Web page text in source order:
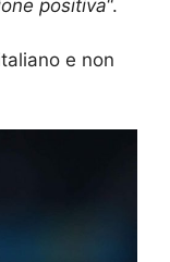
positiva“.
e non